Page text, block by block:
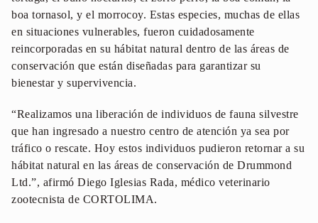
boa tornasol, y el morrocoy. Estas especies, muchas de ellas
en situaciones vulnerables, fueron cuidadosamente
reincorporadas en su hábitat natural dentro de las áreas de
conservación que están diseñadas para garantizar su
bienestar y supervivencia.
“Realizamos una liberación de individuos de fauna silvestre
que han ingresado a nuestro centro de atención ya sea por
tráfico o rescate. Hoy estos individuos pudieron retornar a su
hábitat natural en las áreas de conservación de Drummond
Ltd.”, afirmó Diego Iglesias Rada, médico veterinario
zootecnista de CORTOLIMA.